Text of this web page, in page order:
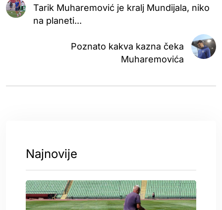
Tarik Muharemović je kralj Mundijala, niko
na planeti...
Poznato kakva kazna čeka
Muharemovića
Najnovije